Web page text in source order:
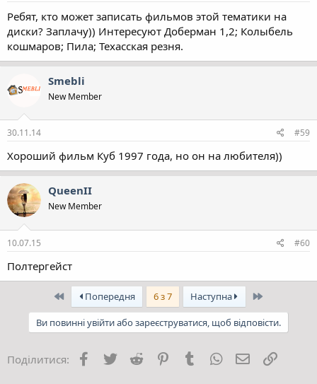
Ребят, кто может записать фильмов этой тематики на
диски? Заплачу)) Интересуют Доберман 1,2; Колыбель
кошмаров; Пила; Техасская резня.
Smebli
New Member
30.11.14 #59
Хороший фильм Куб 1997 года, но он на любителя))
QueenII
New Member
10.07.15 #60
Полтергейст
ПершийПопередня 6 з 7 Наступна Останній
Ви повинні увійти або зареєструватися, щоб відповісти.
Поділитися: Facebook
Twitter Reddit PinterestTumblrWhatsApp
E-mail